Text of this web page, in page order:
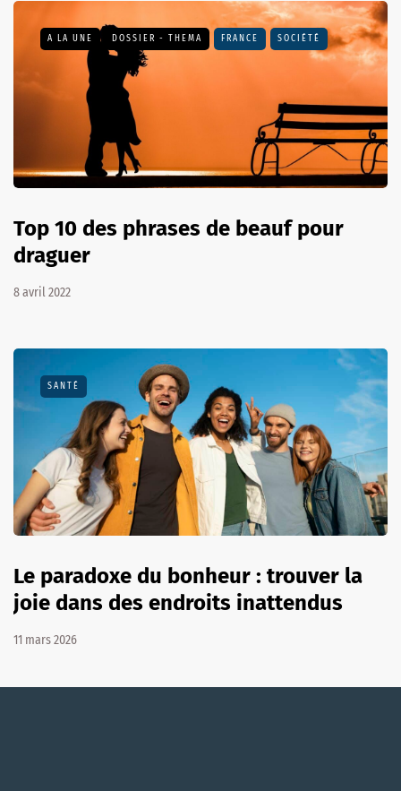
A LA UNE DOSSIER - THEMA FRANCE SOCIÉTÉ
Top 10 des phrases de beauf pour
draguer
8 avril 2022
SANTÉ
Le paradoxe du bonheur : trouver la
joie dans des endroits inattendus
11 mars 2026